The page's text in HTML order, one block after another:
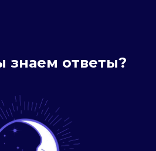
знаем ответы?